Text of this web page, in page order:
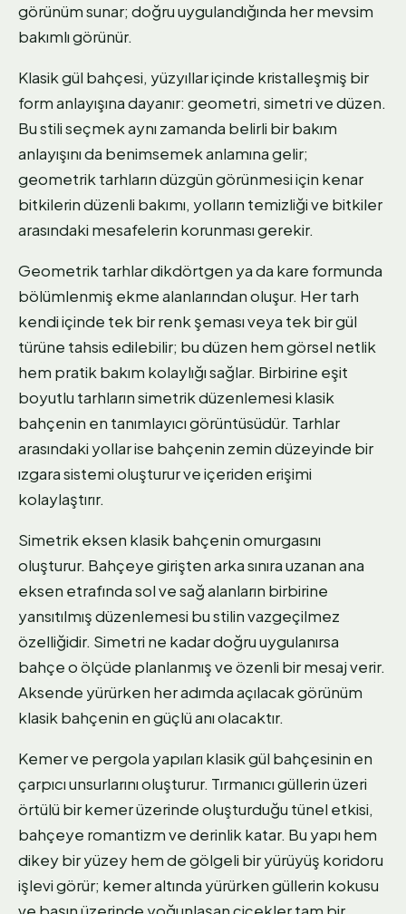
görünüm sunar; doğru uygulandığında her mevsim
bakımlı görünür.
Klasik gül bahçesi, yüzyıllar içinde kristalleşmiş bir
form anlayışına dayanır: geometri, simetri ve düzen.
Bu stili seçmek aynı zamanda belirli bir bakım
anlayışını da benimsemek anlamına gelir;
geometrik tarhların düzgün görünmesi için kenar
bitkilerin düzenli bakımı, yolların temizliği ve bitkiler
arasındaki mesafelerin korunması gerekir.
Geometrik tarhlar dikdörtgen ya da kare formunda
bölümlenmiş ekme alanlarından oluşur. Her tarh
kendi içinde tek bir renk şeması veya tek bir gül
türüne tahsis edilebilir; bu düzen hem görsel netlik
hem pratik bakım kolaylığı sağlar. Birbirine eşit
boyutlu tarhların simetrik düzenlemesi klasik
bahçenin en tanımlayıcı görüntüsüdür. Tarhlar
arasındaki yollar ise bahçenin zemin düzeyinde bir
ızgara sistemi oluşturur ve içeriden erişimi
kolaylaştırır.
Simetrik eksen klasik bahçenin omurgasını
oluşturur. Bahçeye girişten arka sınıra uzanan ana
eksen etrafında sol ve sağ alanların birbirine
yansıtılmış düzenlemesi bu stilin vazgeçilmez
özelliğidir. Simetri ne kadar doğru uygulanırsa
bahçe o ölçüde planlanmış ve özenli bir mesaj verir.
Aksende yürürken her adımda açılacak görünüm
klasik bahçenin en güçlü anı olacaktır.
Kemer ve pergola yapıları klasik gül bahçesinin en
çarpıcı unsurlarını oluşturur. Tırmanıcı güllerin üzeri
örtülü bir kemer üzerinde oluşturduğu tünel etkisi,
bahçeye romantizm ve derinlik katar. Bu yapı hem
dikey bir yüzey hem de gölgeli bir yürüyüş koridoru
işlevi görür; kemer altında yürürken güllerin kokusu